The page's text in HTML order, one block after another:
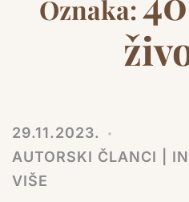
Oznaka:
29.11.2023.
AUTORSKI ČLANCI |
VIŠE